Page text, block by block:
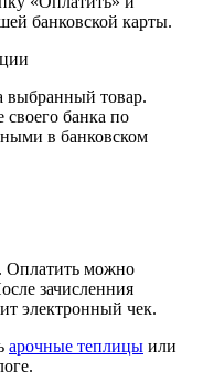
банковской карты.
выбранный товар.
банка по
в банковском
Оплатить можно
зачисленния
электронный чек.
арочные теплицы или